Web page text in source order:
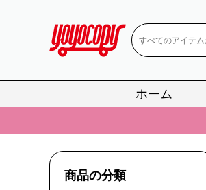
ホーム
商品の分類